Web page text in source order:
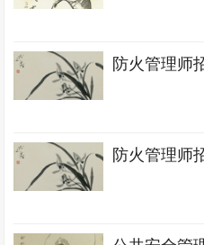
防火管理师
防火管理师